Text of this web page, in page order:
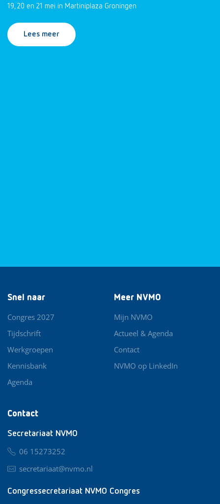
19, 20 en 21 mei in Martiniplaza Groningen
Lees meer
Contact
Secretariaat NVMO
06 15273252
secretariaat@nvmo.nl
Congressecretariaat NVMO Congres
Snel naar
Congres 2027
Tijdschrift
Werkgroepen
Kennisbank
Agenda
Meer NVMO
Mijn NVMO
Actueel & Agenda
Contact
NVMO op LinkedIn